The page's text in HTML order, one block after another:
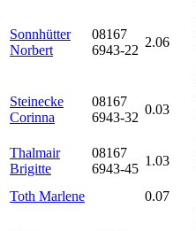
Sonnhütter
Norbert
08167
6943-22
2.06
Steinecke
Corinna
08167
6943-32
0.03
Thalmair
Brigitte
08167
6943-45
1.03
Toth Marlene
0.07